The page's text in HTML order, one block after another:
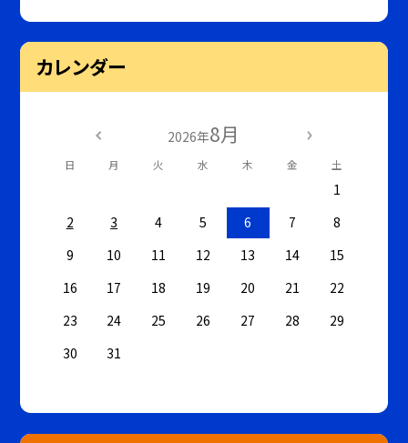
カレンダー
2026年8月
日 月 火 水 木 金 土
1
2
3 4 5 6 7
8
9
10 11 12 13 14
15
16
17 18 19 20 21
22
23
24 25 26 27 28
29
30
31